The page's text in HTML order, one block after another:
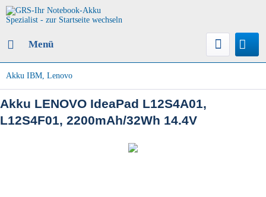
Menü
Akku IBM, Lenovo
Akku LENOVO IdeaPad L12S4A01,
L12S4F01, 2200mAh/32Wh 14.4V